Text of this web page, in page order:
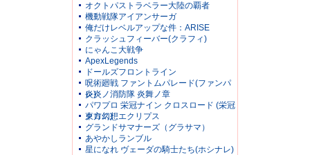
オクトパストラベラー大陸の覇者
機動戦隊アイアンサーガ
俺だけレベルアップな件：ARISE
クラッシュフィーバー(クラフィ)
にゃんこ大戦争
ApexLegends
ドールズフロントライン
呪術廻戦 ファントムパレード(ファンパ
レ)
炎炎ノ消防隊 炎舞ノ章
パワプロ 栄冠ナイン クロスロード (栄冠
クロス)
東方幻想エクリプス
グランドサマナーズ（グラサマ）
あやかしランブル
星になれ ヴェーダの騎士たち(ホシナレ)